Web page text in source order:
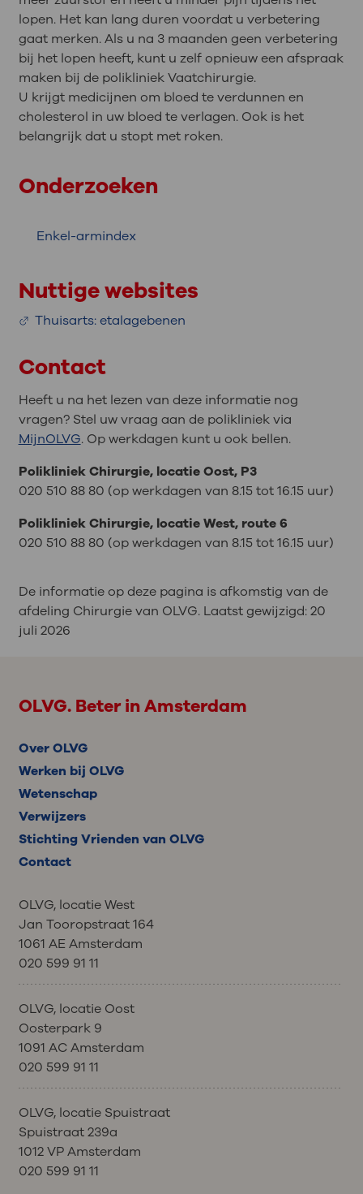
lopen. Het kan lang duren voordat u verbetering
gaat merken. Als u na 3 maanden geen verbetering
bij het lopen heeft, kunt u zelf opnieuw een afspraak
maken bij de polikliniek Vaatchirurgie.
U krijgt medicijnen om bloed te verdunnen en
cholesterol in uw bloed te verlagen. Ook is het
belangrijk dat u stopt met roken.
Onderzoeken
Enkel-armindex
Nuttige websites
Thuisarts: etalagebenen
Contact
Heeft u na het lezen van deze informatie nog
vragen? Stel uw vraag aan de polikliniek via
MijnOLVG. Op werkdagen kunt u ook bellen.
Polikliniek Chirurgie, locatie Oost, P3
020 510 88 80 (op werkdagen van 8.15 tot 16.15 uur)
Polikliniek Chirurgie, locatie West, route 6
020 510 88 80 (op werkdagen van 8.15 tot 16.15 uur)
De informatie op deze pagina is afkomstig van de
afdeling Chirurgie van OLVG. Laatst gewijzigd:20
juli 2026
OLVG. Beter in Amsterdam
Over OLVG
Werken bij OLVG
Wetenschap
Verwijzers
Stichting Vrienden van OLVG
Contact
OLVG, locatie West
Jan Tooropstraat 164
1061 AE Amsterdam
020 599 91 11
OLVG, locatie Oost
Oosterpark 9
1091 AC Amsterdam
020 599 91 11
OLVG, locatie Spuistraat
Spuistraat 239a
1012 VP Amsterdam
020 599 91 11